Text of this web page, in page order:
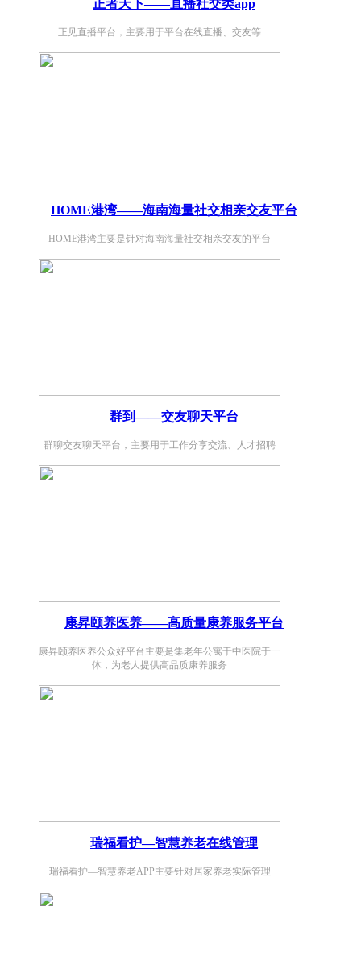
正者天下——直播社交类app
正见直播平台，主要用于平台在线直播、交友等
HOME港湾——海南海量社交相亲交友平台
HOME港湾主要是针对海南海量社交相亲交友的平台
群到——交友聊天平台
群聊交友聊天平台，主要用于工作分享交流、人才招聘
康昇颐养医养——高质量康养服务平台
康昇颐养医养公众好平台主要是集老年公寓于中医院于一
体，为老人提供高品质康养服务
瑞福看护—智慧养老在线管理
瑞福看护—智慧养老APP主要针对居家养老实际管理